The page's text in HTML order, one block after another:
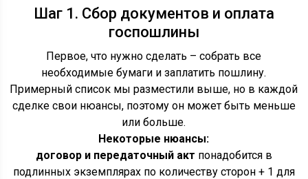
Шаг 1. Сбор документов и оплата
госпошлины
Первое, что нужно сделать – собрать все
необходимые бумаги и заплатить пошлину.
Примерный список мы разместили выше, но в каждой
сделке свои нюансы, поэтому он может быть меньше
или больше.
Некоторые нюансы:
договор и передаточный акт понадобится в
подлинных экземплярах по количеству сторон + 1 для